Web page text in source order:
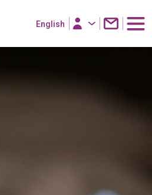
English